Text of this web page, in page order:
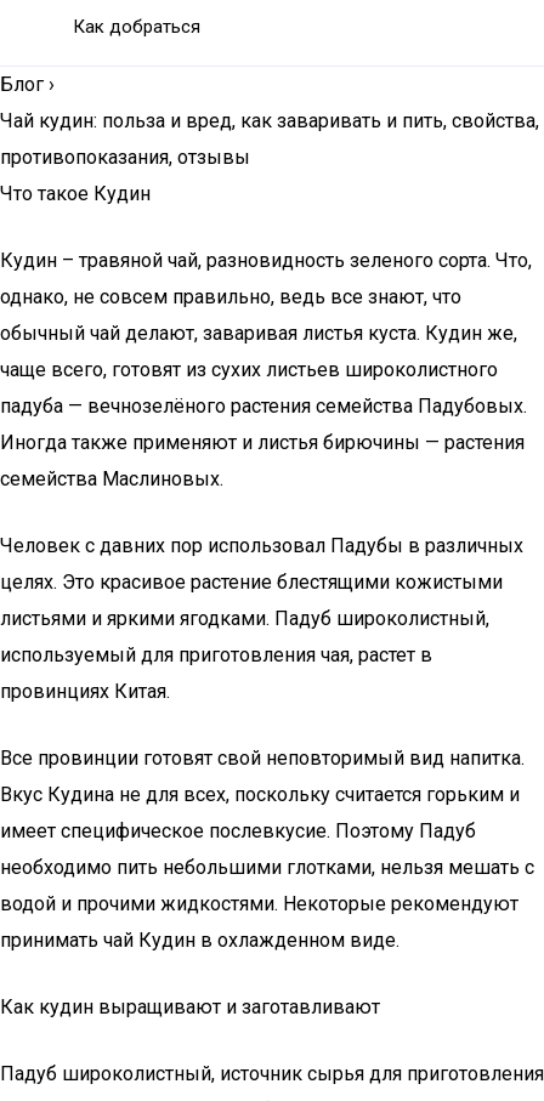
Как добраться
Блог ›
Чай кудин: польза и вред, как заваривать и пить, свойства,
противопоказания, отзывы
Что такое Кудин
Кудин – травяной чай, разновидность зеленого сорта. Что,
однако, не совсем правильно, ведь все знают, что
обычный чай делают, заваривая листья куста. Кудин же,
чаще всего, готовят из сухих листьев широколистного
падуба — вечнозелёного растения семейства Падубовых.
Иногда также применяют и листья бирючины — растения
семейства Маслиновых.
Человек с давних пор использовал Падубы в различных
целях. Это красивое растение блестящими кожистыми
листьями и яркими ягодками. Падуб широколистный,
используемый для приготовления чая, растет в
провинциях Китая.
Все провинции готовят свой неповторимый вид напитка.
Вкус Кудина не для всех, поскольку считается горьким и
имеет специфическое послевкусие. Поэтому Падуб
необходимо пить небольшими глотками, нельзя мешать с
водой и прочими жидкостями. Некоторые рекомендуют
принимать чай Кудин в охлажденном виде.
Как кудин выращивают и заготавливают
Падуб широколистный, источник сырья для приготовления